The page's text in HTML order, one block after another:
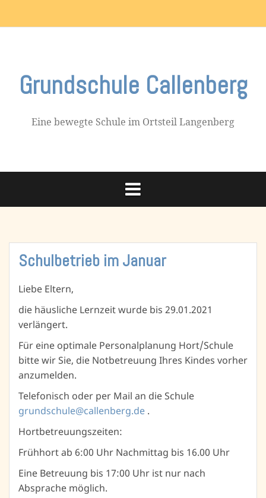
Grundschule Callenberg
Eine bewegte Schule im Ortsteil Langenberg
Schulbetrieb im Januar
Liebe Eltern,
die häusliche Lernzeit wurde bis 29.01.2021
verlängert.
Für eine optimale Personalplanung Hort/Schule
bitte wir Sie, die Notbetreuung Ihres Kindes vorher
anzumelden.
Telefonisch oder per Mail an die Schule
grundschule@callenberg.de .
Hortbetreuungszeiten:
Frühhort ab 6:00 Uhr Nachmittag bis 16.00 Uhr
Eine Betreuung bis 17:00 Uhr ist nur nach
Absprache möglich.